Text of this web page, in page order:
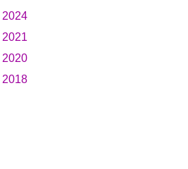
2024
2021
2020
2018